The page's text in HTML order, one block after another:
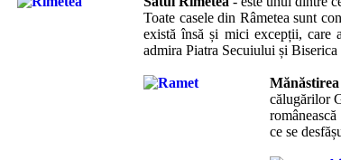
Toate casele din Râmetea sunt
există însă și mici excepții, care
admira Piatra Secuiului și
călugărilor
ce se